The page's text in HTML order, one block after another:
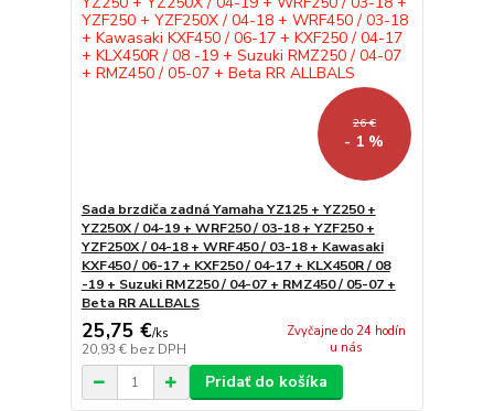
26 €
- 1 %
Sada brzdiča zadná Yamaha YZ125 + YZ250 +
YZ250X / 04-19 + WRF250 / 03-18 + YZF250 +
YZF250X / 04-18 + WRF450 / 03-18 + Kawasaki
KXF450 / 06-17 + KXF250 / 04-17 + KLX450R / 08
-19 + Suzuki RMZ250 / 04-07 + RMZ450 / 05-07 +
Beta RR ALLBALS
25,75 €/ks
20,93 € bez DPH
Zvyčajne do 24 hodín
u nás
Pridať do košíka